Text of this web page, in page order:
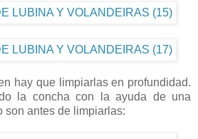
hay que limpiarlas en profundidad.
la concha con la ayuda de una
son antes de limpiarlas: